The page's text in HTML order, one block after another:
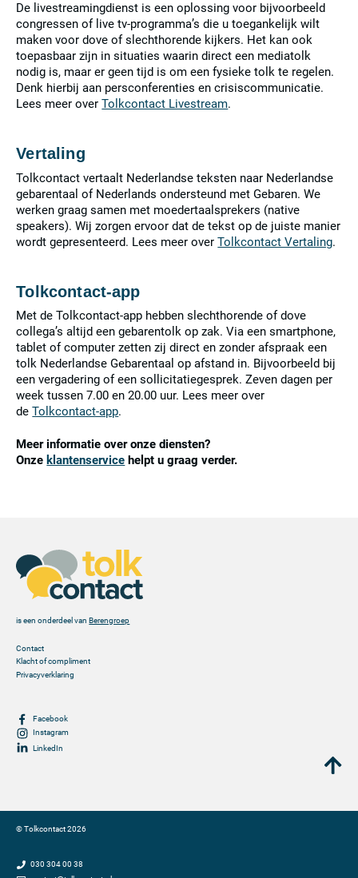
De livestreamingdienst is een oplossing voor bijvoorbeeld
congressen of live tv-programma’s die u toegankelijk wilt
maken voor dove of slechthorende kijkers. Het kan ook
toepasbaar zijn in situaties waarin direct een mediatolk
nodig is, maar er geen tijd is om een fysieke tolk te regelen.
Denk hierbij aan persconferenties en crisiscommunicatie.
Lees meer overTolkcontact Livestream.
Vertaling
Tolkcontact vertaalt Nederlandse teksten naar Nederlandse
gebarentaal of Nederlands ondersteund met Gebaren. We
werken graag samen met moedertaalsprekers (native
speakers). Wij zorgen ervoor dat de tekst op de juiste manier
wordt gepresenteerd. Lees meer overTolkcontact Vertaling.
Tolkcontact-app
Met de Tolkcontact-app hebben slechthorende of dove
collega’s altijd een gebarentolk op zak. Via een smartphone,
tablet of computer zetten zij direct en zonder afspraak een
tolk Nederlandse Gebarentaal op afstand in. Bijvoorbeeld bij
een vergadering of een sollicitatiegesprek. Zeven dagen per
week tussen 7.00 en 20.00 uur. Lees meer over
deTolkcontact-app.
Meer informatie over onze diensten?
Onze klantenservice helpt u graag verder.
is een onderdeel van Berengroep
Contact
Klacht of compliment
Privacyverklaring
Facebook
Instagram
LinkedIn
©Tolkcontact2026
030 304 00 38